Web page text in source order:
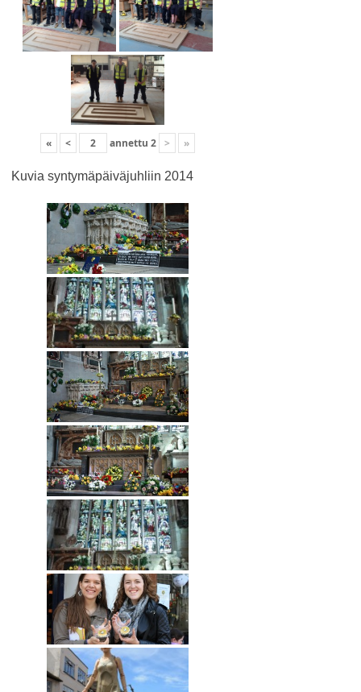
« < annettu 2 > »
Kuvia syntymäpäiväjuhliin 2014